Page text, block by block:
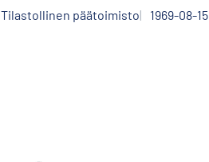
Tilastollinen päätoimisto 1969-08-15